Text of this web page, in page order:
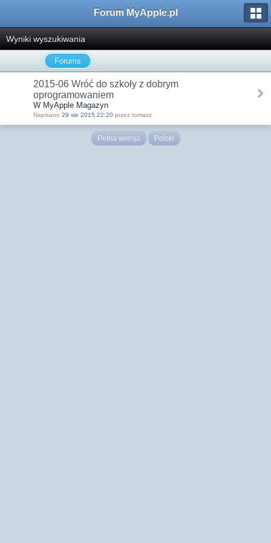
Forum MyApple.pl
Wyniki wyszukiwania
Forums
2015-06 Wróć do szkoły z dobrym
oprogramowaniem
W MyApple Magazyn
Napisano 29 sie 2015 22:20 przez tomasz
Pełna wersja Polski